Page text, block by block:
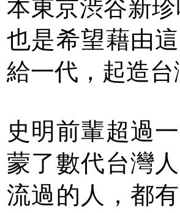
本東京渋谷新
也是希望藉由
給一代，起造
史明前輩超過
蒙了數代台灣
流過的人，都